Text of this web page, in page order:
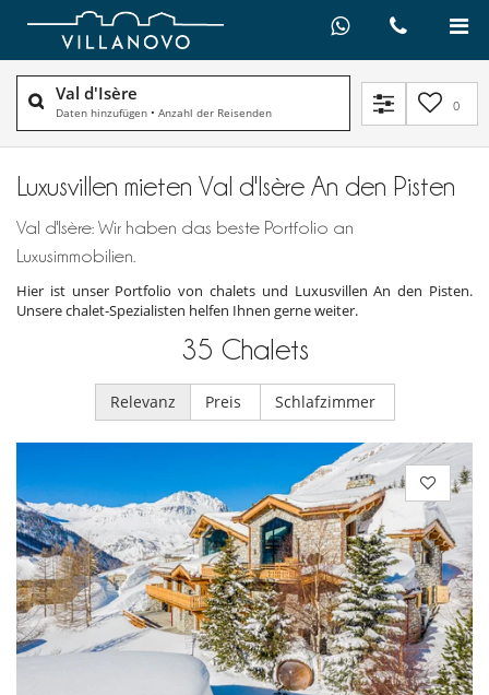
Val d'Isère
Daten hinzufügen • Anzahl der Reisenden 0
Luxusvillen mieten Val d'Isère An den Pisten
Val d'Isère: Wir haben das beste Portfolio an
Luxusimmobilien.
Hier ist unser Portfolio von chalets und Luxusvillen An den Pisten.
Unsere chalet-Spezialisten helfen Ihnen gerne weiter.
35 Chalets
Relevanz Preis Schlafzimmer